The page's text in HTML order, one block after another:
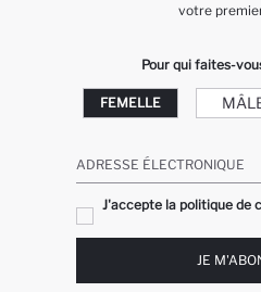
votre
Pour qui faites-
FEMELLE
ADRESSE ÉLECTRONIQUE
J'accepte la politique de
JE